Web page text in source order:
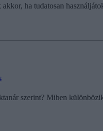
ha tudatosan
szerint? Miben